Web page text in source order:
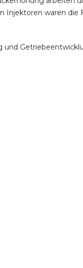
waren die
und